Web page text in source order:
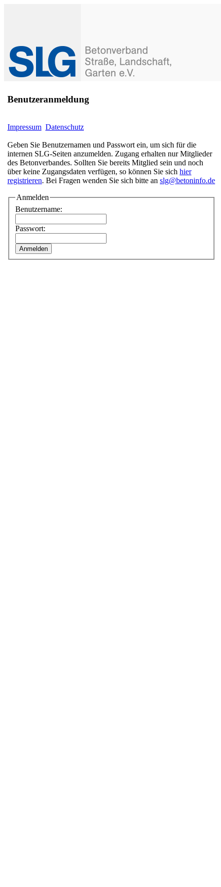
Benutzeranmeldung
Impressum Datenschutz
Geben Sie Benutzernamen und Passwort ein, um sich für die
internen SLG-Seiten anzumelden. Zugang erhalten nur Mitglieder
des Betonverbandes. Sollten Sie bereits Mitglied sein und noch
über keine Zugangsdaten verfügen, so können Sie sich hier
registrieren. Bei Fragen wenden Sie sich bitte an slg@betoninfo.de
Anmelden
Benutzername:
Passwort: